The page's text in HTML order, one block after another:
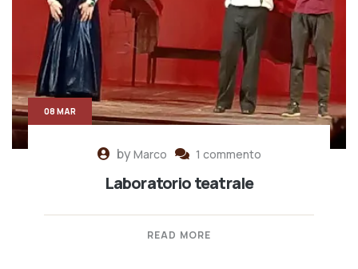
byMarco 1 commento
Laboratorio teatrale
READ MORE
08 MAR